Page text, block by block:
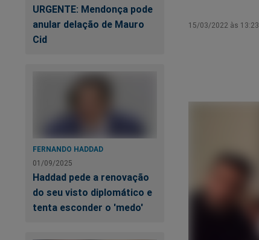
URGENTE: Mendonça pode
anular delação de Mauro
Cid
FERNANDO HADDAD
01/09/2025
Haddad pede a renovação
do seu visto diplomático e
tenta esconder o 'medo'
15/03/2022 às 13:23